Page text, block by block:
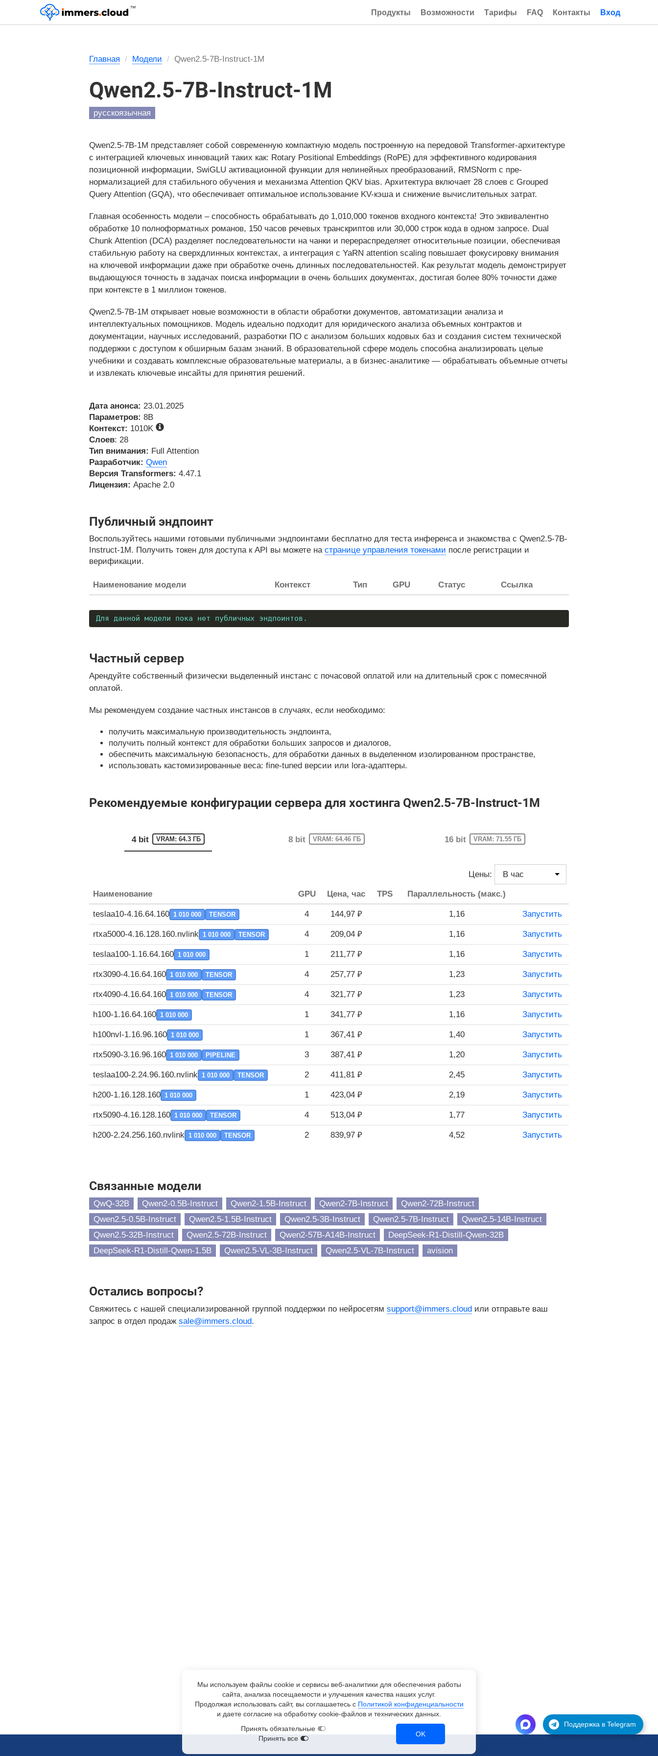
™ Продукты Возможности Тарифы FAQ Контакты Вход
Главная Модели Qwen2.5-7B-Instruct-1M
Qwen2.5-7B-Instruct-1M
русскоязычная
Qwen2.5-7B-1M представляет собой современную компактную модель построенную на передовой Transformer-архитектуре
с интеграцией ключевых инноваций таких как: Rotary Positional Embeddings (RoPE) для эффективного кодирования
позиционной информации, SwiGLU активационной функции для нелинейных преобразований, RMSNorm с пре-
нормализацией для стабильного обучения и механизма Attention QKV bias. Архитектура включает 28 слоев с Grouped
Query Attention (GQA), что обеспечивает оптимальное использование KV-кэша и снижение вычислительных затрат.
Главная особенность модели – способность обрабатывать до 1,010,000 токенов входного контекста! Это эквивалентно
обработке 10 полноформатных романов, 150 часов речевых транскриптов или 30,000 строк кода в одном запросе. Dual
Chunk Attention (DCA) разделяет последовательности на чанки и перераспределяет относительные позиции, обеспечивая
стабильную работу на сверхдлинных контекстах, а интеграция с YaRN attention scaling повышает фокусировку внимания
на ключевой информации даже при обработке очень длинных последовательностей. Как результат модель демонстрирует
выдающуюся точность в задачах поиска информации в очень больших документах, достигая более 80% точности даже
при контексте в 1 миллион токенов.
Qwen2.5-7B-1M открывает новые возможности в области обработки документов, автоматизации анализа и
интеллектуальных помощников. Модель идеально подходит для юридического анализа объемных контрактов и
документации, научных исследований, разработки ПО с анализом больших кодовых баз и создания систем технической
поддержки с доступом к обширным базам знаний. В образовательной сфере модель способна анализировать целые
учебники и создавать комплексные образовательные материалы, а в бизнес-аналитике — обрабатывать объемные отчеты
и извлекать ключевые инсайты для принятия решений.
Дата анонса: 23.01.2025
Параметров: 8B
Контекст: 1010K
Слоев: 28
Тип внимания: Full Attention
Разработчик: Qwen
Версия Transformers: 4.47.1
Лицензия: Apache 2.0
Публичный эндпоинт
Воспользуйтесь нашими готовыми публичными эндпоинтами бесплатно для теста инференса и знакомства с Qwen2.5-7B-
Instruct-1M. Получить токен для доступа к API вы можете на странице управления токенами после регистрации и
верификации.
Наименование модели Контекст Тип GPU Статус Ссылка
Для данной модели пока нет публичных эндпоинтов.
Частный сервер
Арендуйте собственный физически выделенный инстанс с почасовой оплатой или на длительный срок с помесячной
оплатой.
Мы рекомендуем создание частных инстансов в случаях, если необходимо:
получить максимальную производительность эндпоинта,
получить полный контекст для обработки больших запросов и диалогов,
обеспечить максимальную безопасность, для обработки данных в выделенном изолированном пространстве,
использовать кастомизированные веса: fine-tuned версии или lora-адаптеры.
Рекомендуемые конфигурации сервера для хостинга Qwen2.5-7B-Instruct-1M
4 bit VRAM: 64.3 ГБ 8 bit VRAM: 64.46 ГБ 16 bit VRAM: 71.55 ГБ
Цены:
Наименование GPU Цена, час TPS Параллельность (макс.)
teslaa10-4.16.64.160 1 010 000 TENSOR 4 144,97 ₽ 1,16 Запустить
rtxa5000-4.16.128.160.nvlink 1 010 000 TENSOR 4 209,04 ₽ 1,16 Запустить
teslaa100-1.16.64.160 1 010 000 1 211,77 ₽ 1,16 Запустить
rtx3090-4.16.64.160 1 010 000 TENSOR 4 257,77 ₽ 1,23 Запустить
rtx4090-4.16.64.160 1 010 000 TENSOR 4 321,77 ₽ 1,23 Запустить
h100-1.16.64.160 1 010 000 1 341,77 ₽ 1,16 Запустить
h100nvl-1.16.96.160 1 010 000 1 367,41 ₽ 1,40 Запустить
rtx5090-3.16.96.160 1 010 000 PIPELINE 3 387,41 ₽ 1,20 Запустить
teslaa100-2.24.96.160.nvlink 1 010 000 TENSOR 2 411,81 ₽ 2,45 Запустить
h200-1.16.128.160 1 010 000 1 423,04 ₽ 2,19 Запустить
rtx5090-4.16.128.160 1 010 000 TENSOR 4 513,04 ₽ 1,77 Запустить
h200-2.24.256.160.nvlink 1 010 000 TENSOR 2 839,97 ₽ 4,52 Запустить
Связанные модели
QwQ-32B Qwen2-0.5B-Instruct Qwen2-1.5B-Instruct Qwen2-7B-Instruct
Qwen2-72B-Instruct
Qwen2.5-0.5B-Instruct
Qwen2.5-1.5B-Instruct Qwen2.5-3B-Instruct Qwen2.5-7B-Instruct
Qwen2.5-14B-Instruct
Qwen2.5-32B-Instruct
Qwen2.5-72B-Instruct Qwen2-57B-A14B-Instruct
DeepSeek-R1-Distill-Qwen-32B
DeepSeek-R1-Distill-Qwen-1.5B
Qwen2.5-VL-3B-Instruct Qwen2.5-VL-7B-Instruct avision
Остались вопросы?
Свяжитесь с нашей специализированной группой поддержки по нейросетям support@immers.cloud или отправьте ваш
запрос в отдел продаж sale@immers.cloud.
Поддержка в Telegram
Мы используем файлы cookie и сервисы веб-аналитики для обеспечения работы
сайта, анализа посещаемости и улучшения качества наших услуг.
Продолжая использовать сайт, вы соглашаетесь с Политикой конфиденциальности
и даете согласие на обработку cookie-файлов и технических данных.
Принять обязательные
Принять все
OK